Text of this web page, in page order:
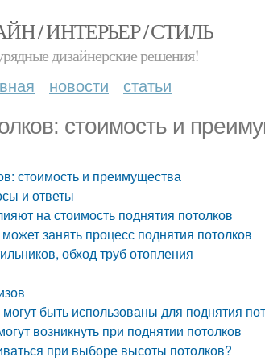
/ ИНТЕРЬЕР / СТИЛЬ
дизайнерские решения!
новости статьи
стоимость и
стоимость и преимущества
и ответы
на стоимость поднятия потолков
занять процесс поднятия потолков
обход труб отопления
быть использованы для поднятия
возникнуть при поднятии потолков
при выборе высоты потолков?